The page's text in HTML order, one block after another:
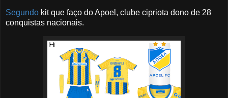
Segundo kit que faço do Apoel, clube cipriota dono de 28
conquistas nacionais.